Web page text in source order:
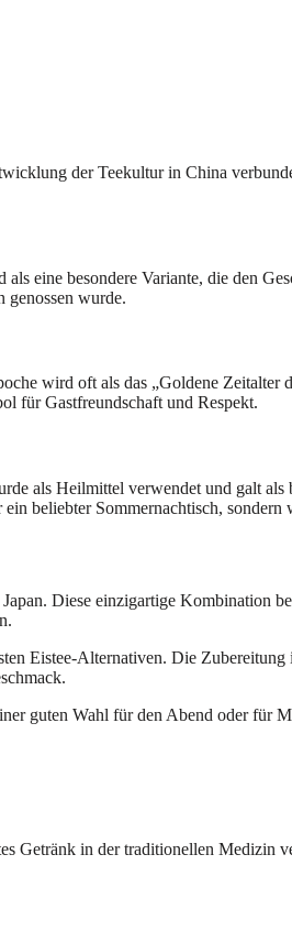
der Teekultur in China
eine besondere Variante, die den
genossen wurde.
wird oft als das „Goldene Zeitalter
für Gastfreundschaft und Respekt.
als Heilmittel verwendet und galt
beliebter Sommernachtisch,
Diese einzigartige Kombination
Eistee-Alternativen. Die
guten Wahl für den Abend oder
Getränk in der traditionellen